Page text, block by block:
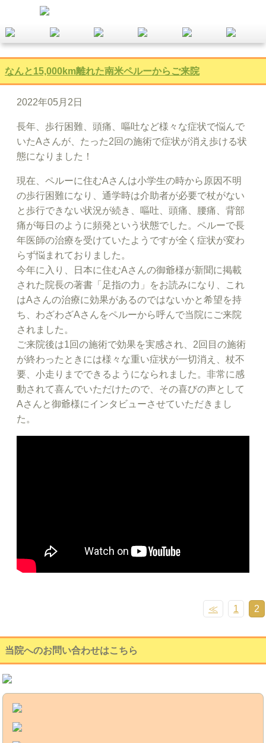
なんと15,000km離れた南米ペルーからご来院
2022年05月2日
長年、歩行困難、頭痛、嘔吐など様々な症状で悩んで
いたAさんが、たった2回の施術で症状が消え歩ける状
態になりました！
現在、ペルーに住むAさんは小学生の時から原因不明
の歩行困難になり、通学時は介助者が必要で杖がない
と歩行できない状況が続き、嘔吐、頭痛、腰痛、背部
痛が毎日のように頻発という状態でした。ペルーで長
年医師の治療を受けていたようですが全く症状が変わ
らず悩まれておりました。
今年に入り、日本に住むAさんの御爺様が新聞に掲載
された院長の著書「足指の力」をお読みになり、これ
はAさんの治療に効果があるのではないかと希望を持
ち、わざわざAさんをペルーから呼んで当院にご来院
されました。
ご来院後は1回の施術で効果を実感され、2回目の施術
が終わったときには様々な重い症状が一切消え、杖不
要、小走りまでできるようになられました。非常に感
動されて喜んでいただけたので、その喜びの声として
Aさんと御爺様にインタビューさせていただきまし
た。
≪ 1 2
当院へのお問い合わせはこちら